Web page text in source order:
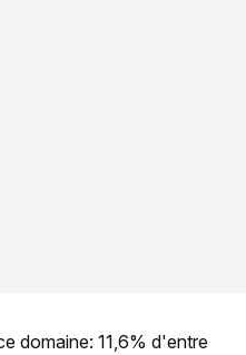
domaine: 11,6% d'entre